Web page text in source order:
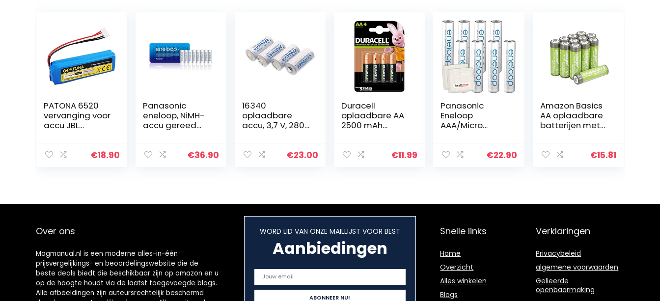
PATONA 6520
vervanging voor
accu JBL
compatibel met
€18.90
Panasonic
eneloop, NiMH-
accu gereed
verpakking van
€36.90
16340
oplaadbare
accu, 3,7 V, 2800
batterijen
€23.00
Duracell
oplaadbare AA
2500 mAh
batterijen HR6,
€11.99
Panasonic
Eneloop
AAA/Micro
generatie –€22.90
Amazon Basics
AA oplaadbare
batterijen met
(verpakking van
€15.81
Over ons
Magmanual.nl is een moderne alles-in-één
prijsvergelijkings- en beoordelingswebsite die de
beste deals biedt die beschikbaar zijn op amazon en u
op de hoogte houdt via de laatst toegevoegde blogs.
Alle afbeeldingen zijn auteursrechtelijk beschermd
WORD LID VAN ONZE MAILLIJST VOOR BEST
Aanbiedingen
Snelle links
Home
Overzicht
Alles winkelen
Blogs
Verklaringen
Privacybeleid
algemene voorwaarden
Gelieerde
openbaarmaking